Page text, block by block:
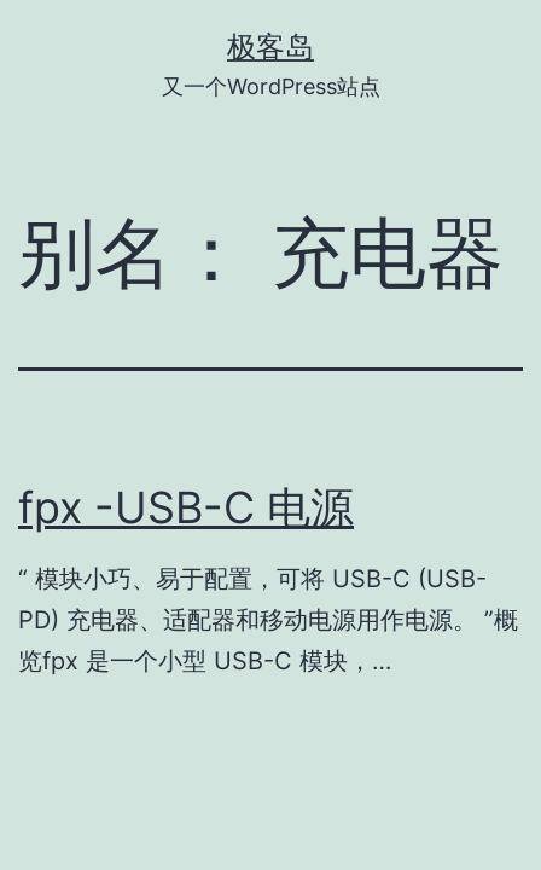
极客岛
又一个WordPress站点
别名： 充电器
fpx -USB-C 电源
“ 模块小巧、易于配置，可将 USB-C (USB-
PD) 充电器、适配器和移动电源用作电源。 ”概
览fpx 是一个小型 USB-C 模块，…